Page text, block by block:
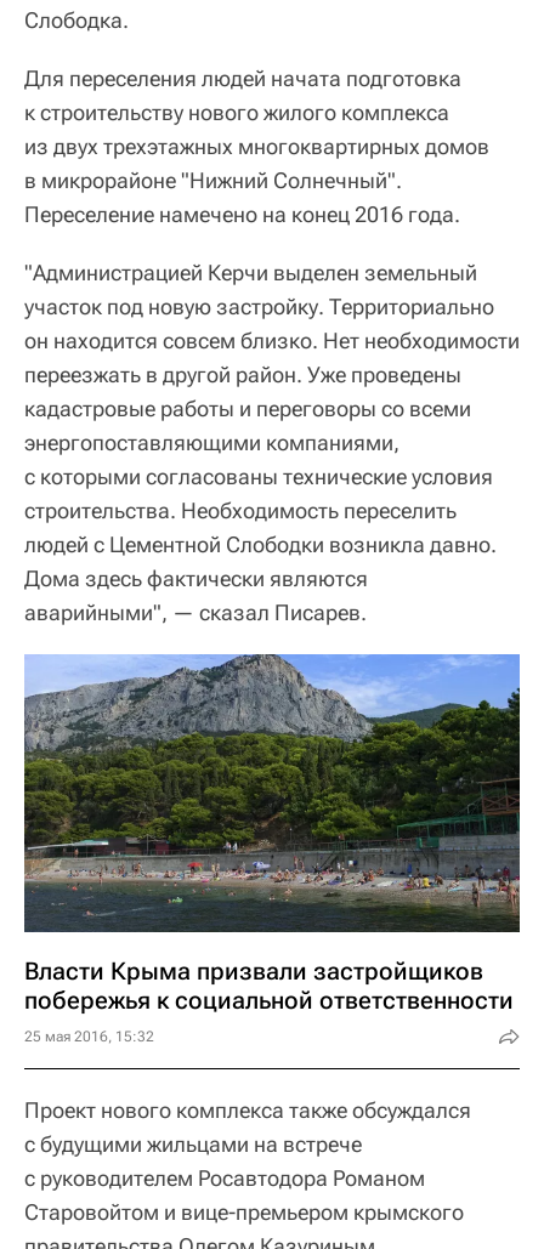
Слободка.
Для переселения людей начата подготовка
к строительству нового жилого комплекса
из двух трехэтажных многоквартирных домов
в микрорайоне "Нижний Солнечный".
Переселение намечено на конец 2016 года.
"Администрацией Керчи выделен земельный
участок под новую застройку. Территориально
он находится совсем близко. Нет необходимости
переезжать в другой район. Уже проведены
кадастровые работы и переговоры со всеми
энергопоставляющими компаниями,
с которыми согласованы технические условия
строительства. Необходимость переселить
людей с Цементной Слободки возникла давно.
Дома здесь фактически являются
аварийными", — сказал Писарев.
Власти Крыма призвали застройщиков
побережья к социальной ответственности
25 мая 2016, 15:32
Проект нового комплекса также обсуждался
с будущими жильцами на встрече
с руководителем Росавтодора Романом
Старовойтом и вице-премьером крымского